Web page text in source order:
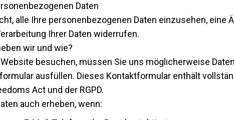
Daten
alle Ihre personenbezogenen Daten einzusehen,
Ihrer Daten widerrufen.
wir und wie?
besuchen, müssen Sie uns möglicherweise
ausfüllen. Dieses Kontaktformular enthält
Act und der RGPD.
auch erheben, wenn: